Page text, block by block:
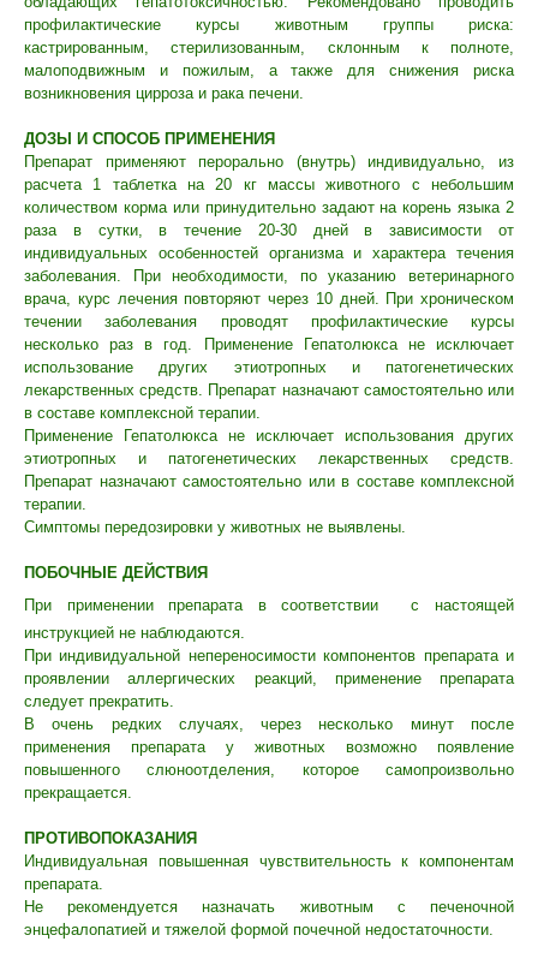
профилактические курсы животным группы риска:
кастрированным, стерилизованным, склонным к полноте,
малоподвижным и пожилым, а также для снижения риска
возникновения цирроза и рака печени.
ДОЗЫ И СПОСОБ ПРИМЕНЕНИЯ
Препарат применяют перорально (внутрь) индивидуально, из
расчета 1 таблетка на 20 кг массы животного с небольшим
количеством корма или принудительно задают на корень языка 2
раза в сутки, в течение 20-30 дней в зависимости от
индивидуальных особенностей организма и характера течения
заболевания. При необходимости, по указанию ветеринарного
врача, курс лечения повторяют через 10 дней. При хроническом
течении заболевания проводят профилактические курсы
несколько раз в год. Применение Гепатолюкса не исключает
использование других этиотропных и патогенетических
лекарственных средств. Препарат назначают самостоятельно или
в составе комплексной терапии.
Применение Гепатолюкса не исключает использования других
этиотропных и патогенетических лекарственных средств.
Препарат назначают самостоятельно или в составе комплексной
терапии.
Симптомы передозировки у животных не выявлены.
ПОБОЧНЫЕ ДЕЙСТВИЯ
При применении препарата в соответствии
с настоящей
инструкцией не наблюдаются.
При индивидуальной непереносимости компонентов препарата и
проявлении аллергических реакций, применение препарата
следует прекратить.
В очень редких случаях, через несколько минут после
применения препарата у животных возможно появление
повышенного слюноотделения, которое самопроизвольно
прекращается.
ПРОТИВОПОКАЗАНИЯ
Индивидуальная повышенная чувствительность к компонентам
препарата.
Не рекомендуется назначать животным с печеночной
энцефалопатией и тяжелой формой почечной недостаточности.
© 2015—2026 ООО «Сытая Морда»
не является публичной офертой.
Политика конфиденциальности
Согласие на обработку перс. данных
+7 (3452) 57-54-36Заказать звонок
Хотите у нас работать?
Заполнить анкету
Правила оказания ветеринарной помощи
Реквизиты